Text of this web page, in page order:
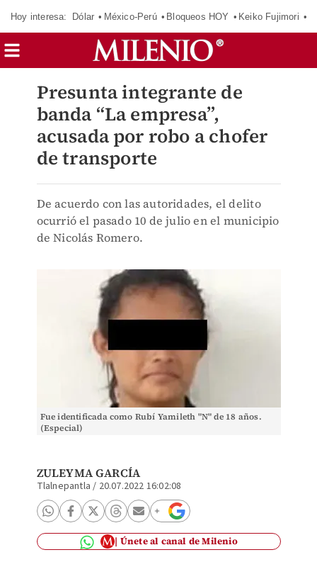
Hoy interesa: Dólar México-Perú Bloqueos HOY Keiko Fujimori
Presunta integrante de
banda “La empresa”,
acusada por robo a chofer
de transporte
De acuerdo con las autoridades, el delito
ocurrió el pasado 10 de julio en el municipio
de Nicolás Romero.
Fue identificada como Rubí Yamileth "N" de 18 años.
(Especial)
ZULEYMA GARCÍA
Tlalnepantla / 20.07.2022 16:02:08
Únete al canal de Milenio